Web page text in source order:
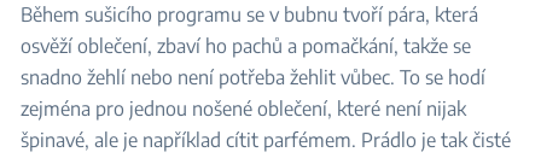
Během sušicího programu se v bubnu tvoří pára, která
osvěží oblečení, zbaví ho pachů a pomačkání, takže se
snadno žehlí nebo není potřeba žehlit vůbec. To se hodí
zejména pro jednou nošené oblečení, které není nijak
špinavé, ale je například cítit parfémem. Prádlo je tak čisté